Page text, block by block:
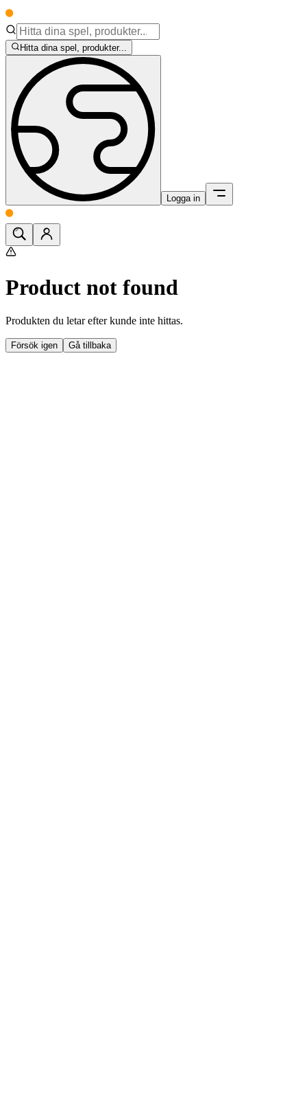
Hitta dina spel, produkter...
Logga in
Product not found
Produkten du letar efter kunde inte hittas.
Försök igen Gå tillbaka